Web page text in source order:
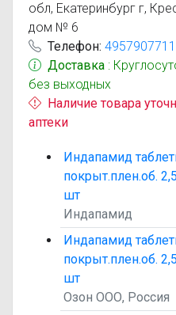
обл, Екатеринбург г,
дом № 6
Телефон:
Доставка :
без выходных
Наличие товара
аптеки
Индапамид
покрыт.плен.об.
шт
Индапамид
Индапамид
покрыт.плен.об.
шт
Озон ООО, Россия